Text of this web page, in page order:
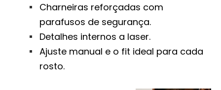
Charneiras reforçadas com
parafusos de segurança.
Detalhes internos a laser.
Ajuste manual e o fit ideal para cada
rosto.